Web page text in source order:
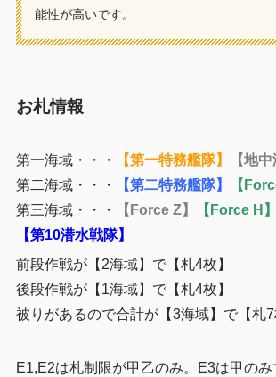
能性が高いです。
お札情報
第一海域・・・ 【第一特務艦隊】
【地
第二海域・・・
【第二特務艦隊】
【
第三海域・・・
【Force Z】 【Force H】
【第10潜水戦隊】
前段作戦が【2海域】で【札4枚】
後段作戦が【1海域】で【札4枚】
被りがあるので合計が【3海域】で【札7
E1,E2は札制限が甲乙のみ。E3は甲のみ